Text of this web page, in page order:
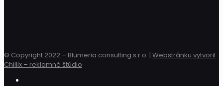
© Copyright 2022 – Blumeria consulting s.r.o. | Webstránku vytvoril
Chillix – reklamné štúdio